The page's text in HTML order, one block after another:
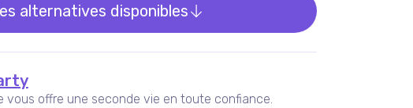
alternatives disponibles
vous offre une seconde vie en toute confiance.